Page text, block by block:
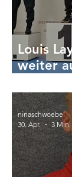
Louis
weiter
ninaschwoebel
30. Apr.
3